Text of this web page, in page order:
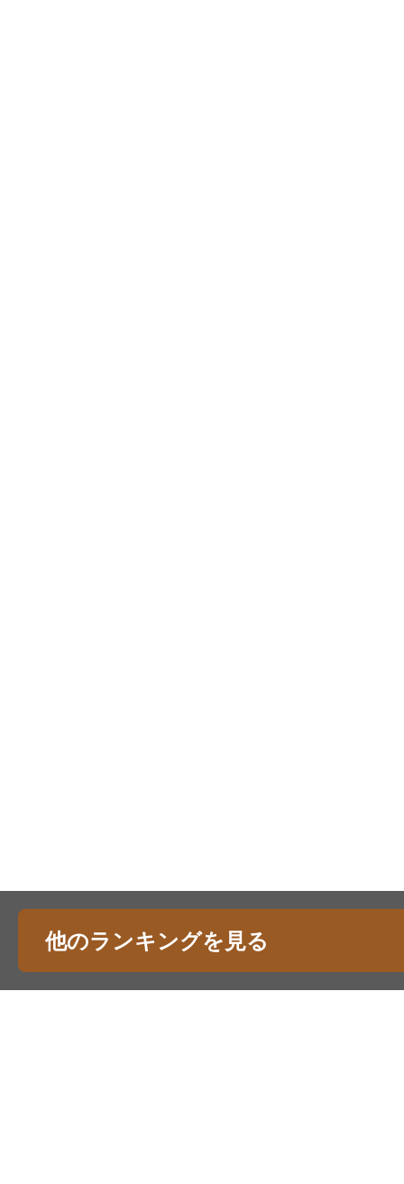
他のランキングを見る